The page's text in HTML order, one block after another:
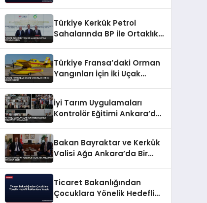
Türkiye Kerkük Petrol
Sahalarında BP ile Ortaklık
Türkiye Fransa’daki Orman
Yangınları İçin İki Uçak
İyi Tarım Uygulamaları
Kontrolör Eğitimi Ankara’da
Bakan Bayraktar ve Kerkük
Valisi Ağa Ankara’da Bir
Ticaret Bakanlığından
Çocuklara Yönelik Hedefli